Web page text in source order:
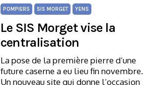
POMPIERS SIS MORGET YENS
Le SIS Morget vise la
centralisation
La pose de la première pierre d’une
future caserne a eu lieu fin novembre.
Un nouveau site qui donne l’occasion